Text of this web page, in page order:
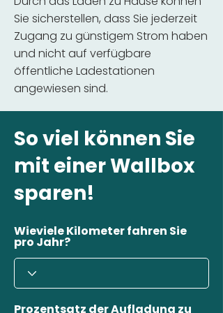
Sie sicherstellen, dass Sie jederzeit
Zugang zu günstigem Strom haben
und nicht auf verfügbare
öffentliche Ladestationen
angewiesen sind.
So viel können Sie
mit einer Wallbox
sparen!
Wieviele Kilometer fahren Sie
pro Jahr?
Prozentsatz der Aufladung zu